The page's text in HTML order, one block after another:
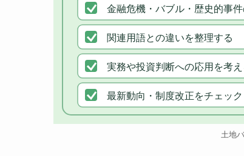
金融危機・バブル・歴史的事
関連用語との違いを整理する
実務や投資判断への応用を考え
最新動向・制度改正をチェック
土地